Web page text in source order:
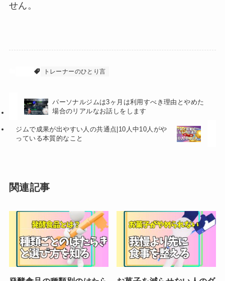
せん。
トレーナーのひとり言
パーソナルジムは3ヶ月は利用すべき理由とやめた
場合のリアルなお話しをします
ジムで成果が出やすい人の共通点|10人中10人がや
っている本質的なこと
関連記事